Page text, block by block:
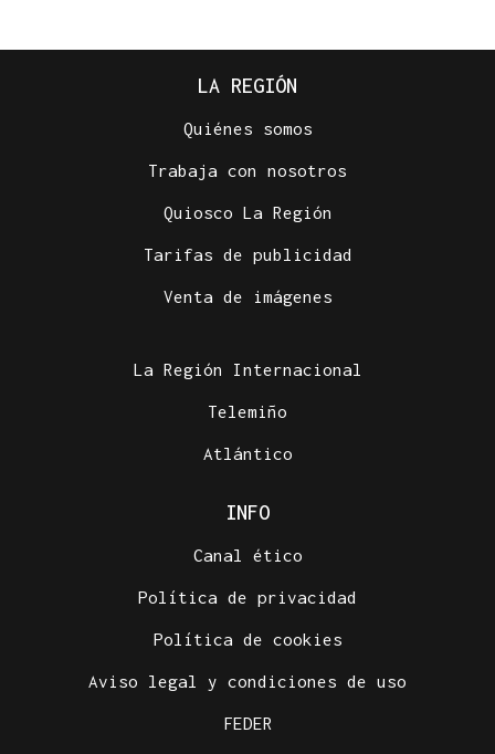
LA REGIÓN
Quiénes somos
Trabaja con nosotros
Quiosco La Región
Tarifas de publicidad
Venta de imágenes
La Región Internacional
Telemiño
Atlántico
INFO
Canal ético
Política de privacidad
Política de cookies
Aviso legal y condiciones de uso
FEDER